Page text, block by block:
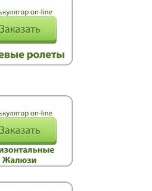
Horizontal
Vertical
Roman